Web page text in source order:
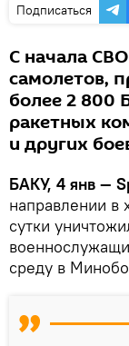
Подписаться
С начала
самолетов,
более 2 800
ракетных
и других
БАКУ, 4 янв —
направлении в
сутки
среду в